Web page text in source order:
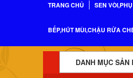
TRANG CHỦ SEN
BẾP,HÚT MÙI,CHẬU RỬA
DANH MỤC SẢN